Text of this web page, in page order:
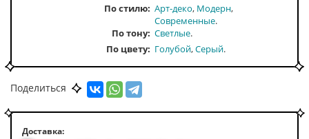
По стилю Арт-деко Модерн
Современные
По тону Светлые
По цвету
Голубой Серый
Поделиться
Доставка: